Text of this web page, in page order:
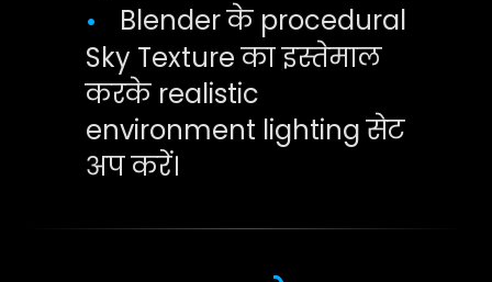
•
Blender के procedural
Sky Texture का इस्तेमाल
करके realistic
environment lighting सेट
अप करें।